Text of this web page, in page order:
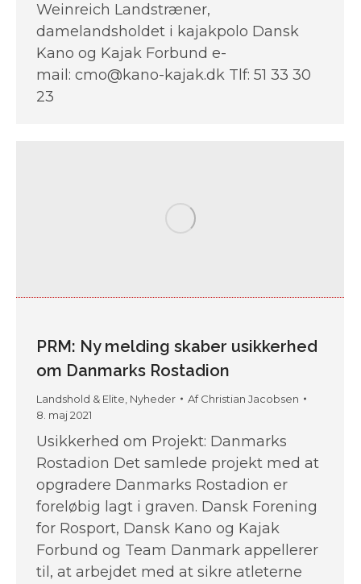
Weinreich Landstræner,
damelandsholdet i kajakpolo Dansk
Kano og Kajak Forbund e-
mail: cmo@kano-kajak.dk Tlf: 51 33 30
23
PRM: Ny melding skaber usikkerhed
om Danmarks Rostadion
Landshold & Elite, Nyheder AfChristian Jacobsen
8. maj 2021
Usikkerhed om Projekt: Danmarks
Rostadion Det samlede projekt med at
opgradere Danmarks Rostadion er
foreløbig lagt i graven. Dansk Forening
for Rosport, Dansk Kano og Kajak
Forbund og Team Danmark appellerer
til, at arbejdet med at sikre atleterne